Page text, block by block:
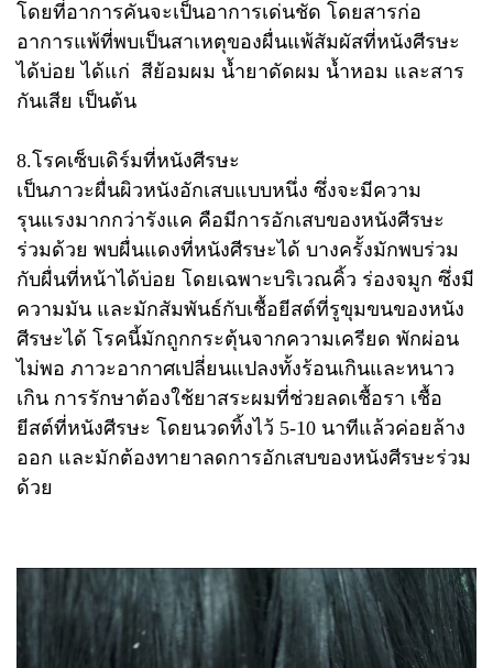
โดยที่อาการคันจะเป็นอาการเด่นชัด โดยสารก่อ
อาการแพ้ที่พบเป็นสาเหตุของผื่นแพ้สัมผัสที่หนังศีรษะ
ได้บ่อย ได้แก่ สีย้อมผม น้ำยาดัดผม น้ำหอม และสาร
กันเสีย เป็นต้น
8.โรคเซ็บเดิร์มที่หนังศีรษะ
เป็นภาวะผื่นผิวหนังอักเสบแบบหนึ่ง ซึ่งจะมีความ
รุนแรงมากกว่ารังแค คือมีการอักเสบของหนังศีรษะ
ร่วมด้วย พบผื่นแดงที่หนังศีรษะได้ บางครั้งมักพบร่วม
กับผื่นที่หน้าได้บ่อย โดยเฉพาะบริเวณคิ้ว ร่องจมูก ซึ่งมี
ความมัน และมักสัมพันธ์กับเชื้อยีสต์ที่รูขุมขนของหนัง
ศีรษะได้ โรคนี้มักถูกกระตุ้นจากความเครียด พักผ่อน
ไม่พอ ภาวะอากาศเปลี่ยนแปลงทั้งร้อนเกินและหนาว
เกิน การรักษาต้องใช้ยาสระผมที่ช่วยลดเชื้อรา เชื้อ
ยีสต์ที่หนังศีรษะ โดยนวดทิ้งไว้ 5-10 นาทีแล้วค่อยล้าง
ออก และมักต้องทายาลดการอักเสบของหนังศีรษะร่วม
ด้วย